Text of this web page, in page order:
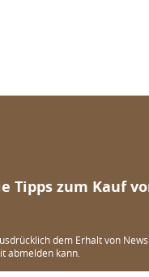
Tipps zum Kauf
dem Erhalt von
abmelden kann.